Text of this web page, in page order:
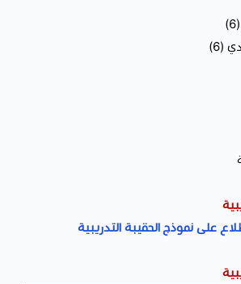
(6)
على نموذج الحقيبة التدريبية